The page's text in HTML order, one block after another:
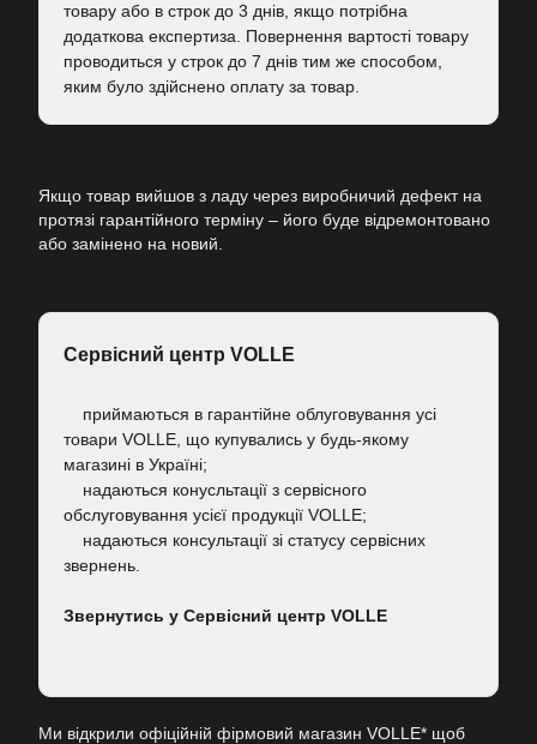
товару або в строк до 3 днів, якщо потрібна
додаткова експертиза. Повернення вартості товару
проводиться у строк до 7 днів тим же способом,
яким було здійснено оплату за товар.
Якщо товар вийшов з ладу через виробничий дефект на
протязі гарантійного терміну – його буде відремонтовано
або замінено на новий.
Сервісний центр VOLLE
приймаються в гарантійне облуговування усі
товари VOLLE, що купувались у будь-якому
магазині в Україні;
надаються конусльтації з сервісного
обслуговування усієї продукції VOLLE;
надаються консультації зі статусу сервісних
звернень.
Звернутись у Сервісний центр VOLLE
Ми відкрили офіційній фірмовий магазин VOLLE* щоб